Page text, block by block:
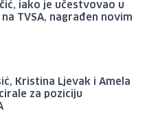
iako je učestvovao u
TVSA, nagrađen novim
Kristina Ljevak i Amela
za poziciju